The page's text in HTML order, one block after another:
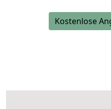
Kostenlose